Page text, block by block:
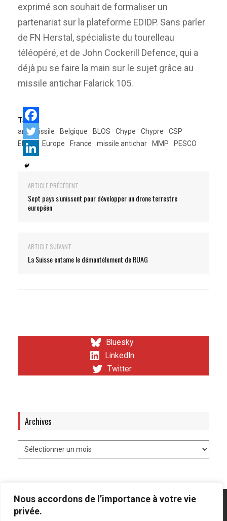
Nous accordons de l’importance à votre vie
privée.
exprimé son souhait de formaliser un
partenariat sur la plateforme EDIDP. Sans parler
de FN Herstal, spécialiste du tourelleau
téléopéré, et de John Cockerill Defence, qui a
déjà pu se faire la main sur le sujet grâce au
missile antichar Falarick 105.
Tags:
anti-missile
Belgique BLOS Chype Chypre
CSP
EDIDP
Europe France missile antichar MMP PESCO
ARTICLE PRÉCÉDENT
Sept pays s'unissent pour développer un drone terrestre
européen
ARTICLE SUIVANT
La Suisse entame le démantèlement de RUAG
Bluesky
LinkedIn
Twitter
Archives